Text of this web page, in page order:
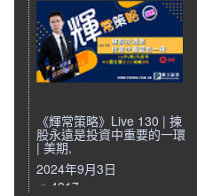
《輝常策略》Live 130 | 揀
股永遠是投資中重要的一環
| 美期,
2024年9月3日
4317